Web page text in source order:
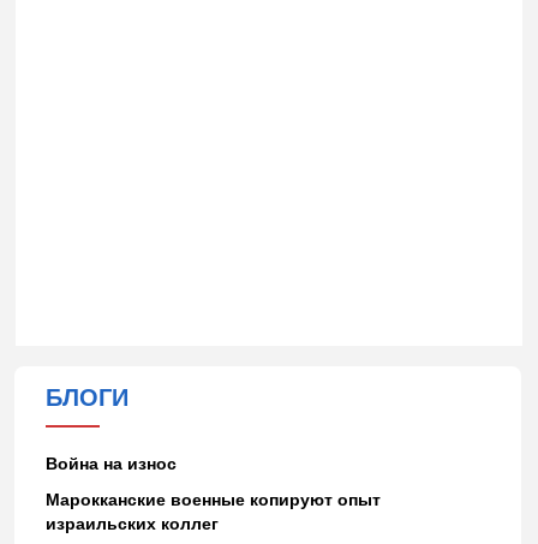
БЛОГИ
Война на износ
Марокканские военные копируют опыт
израильских коллег